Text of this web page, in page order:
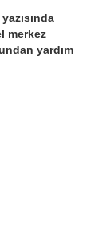
merkez
yardım